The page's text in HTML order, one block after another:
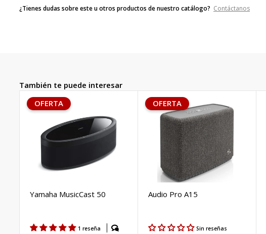
¿Tienes dudas sobre este u otros productos de nuestro catálogo? Contáctanos
También te puede interesar
OFERTA
Yamaha MusicCast 50
1 reseña
OFERTA
Audio Pro A15
Sin reseñas